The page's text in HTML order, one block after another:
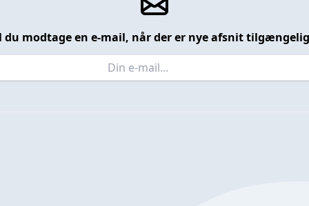
du modtage en e-mail, når der er nye afsnit